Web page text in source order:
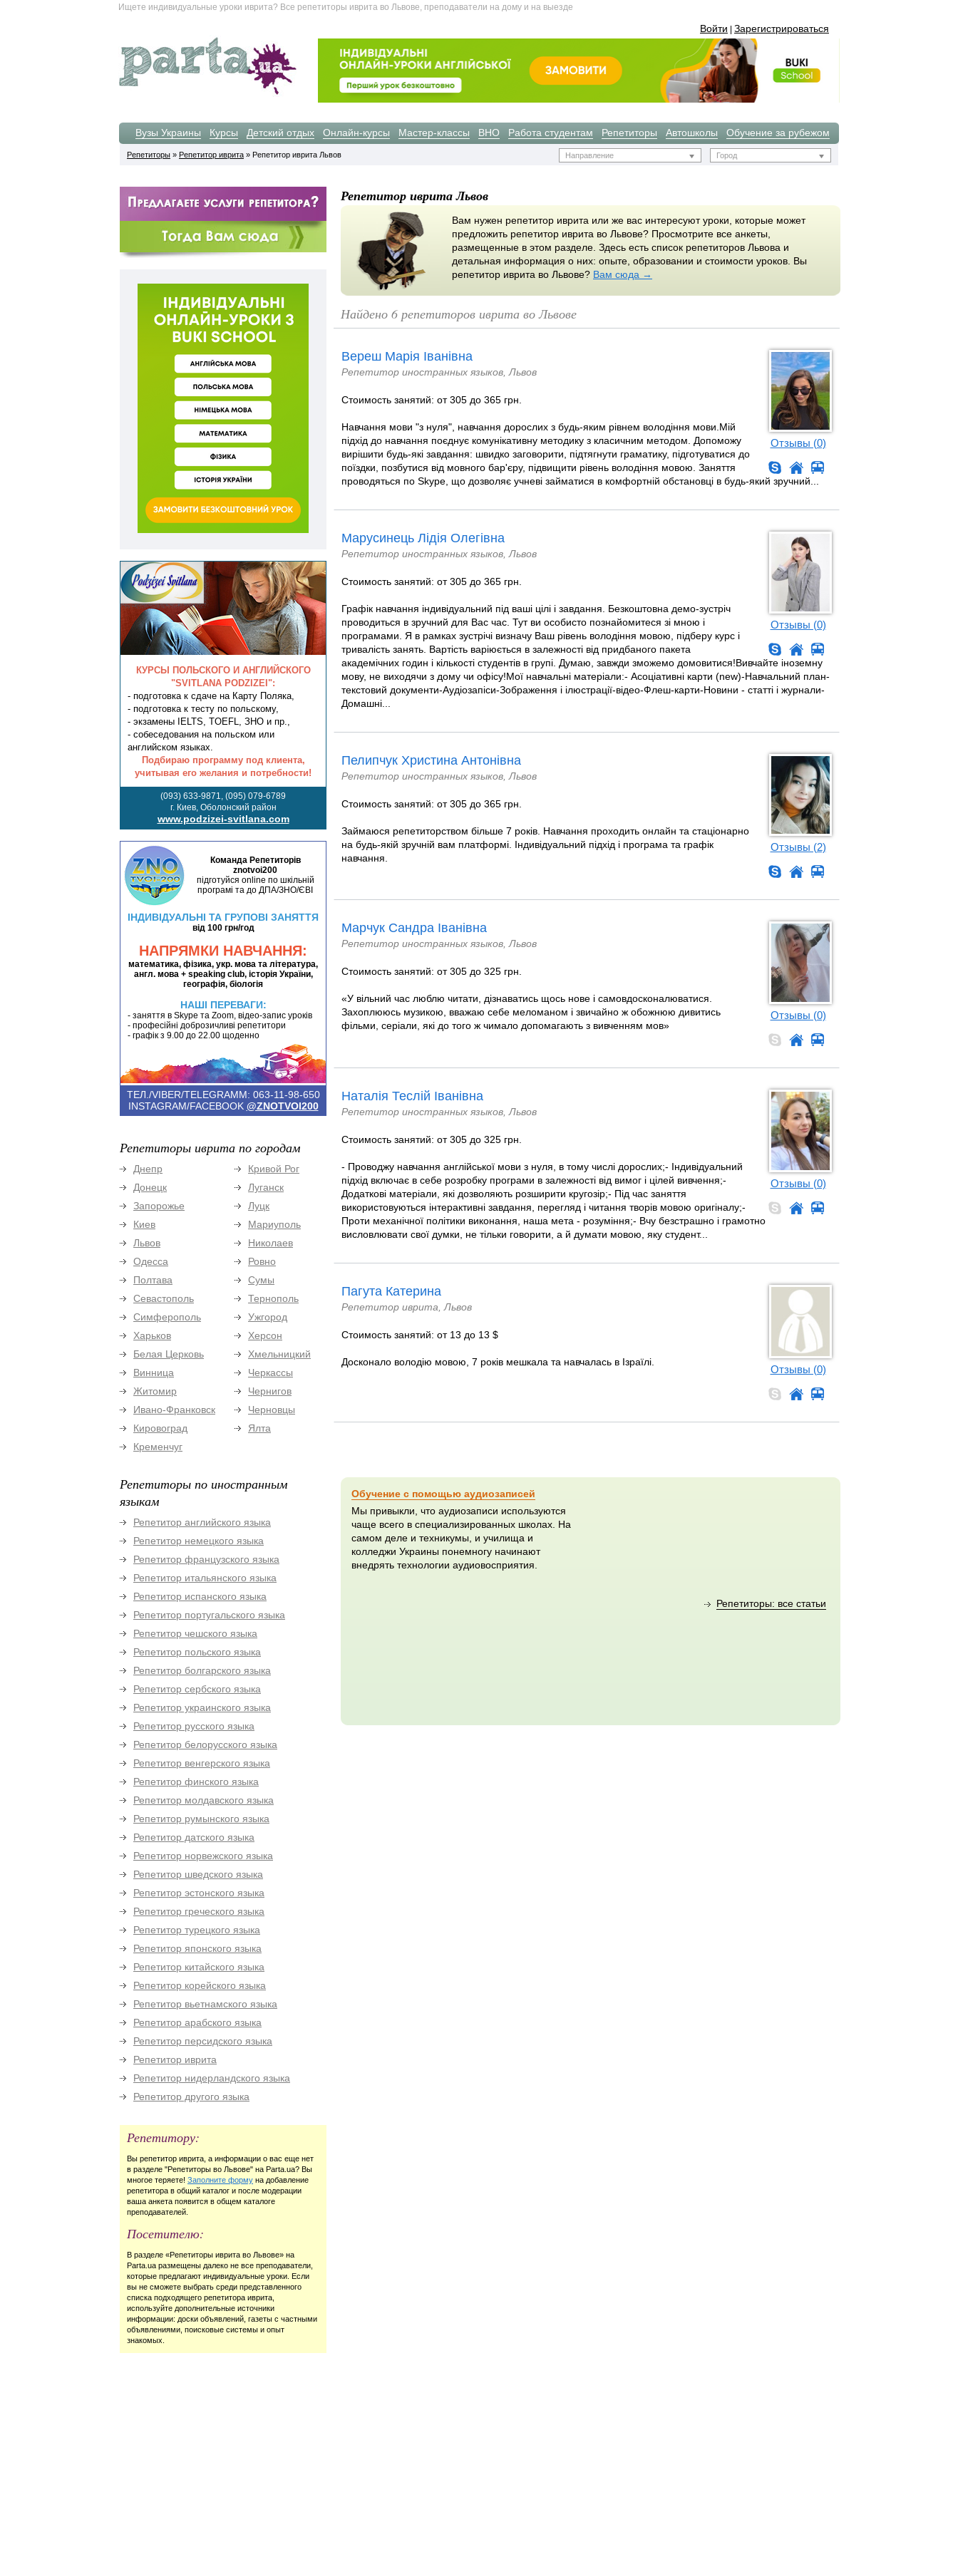
Ищете индивидуальные уроки иврита? Все репетиторы иврита во Львове, преподаватели на дому и на выезде
Войти Зарегистрироваться
Вузы Украины Курсы Детский отдых Онлайн-курсы Мастер-классы ВНО Работа студентам Репетиторы Автошколы Обучение за рубежом
Репетиторы » Репетитор иврита » Репетитор иврита Львов Направление Город
Репетитор иврита Львов
Вам нужен репетитор иврита или же вас интересуют уроки, которые может
предложить репетитор иврита во Львове? Просмотрите все анкеты,
размещенные в этом разделе. Здесь есть список репетиторов Львова и
детальная информация о них: опыте, образовании и стоимости уроков. Вы
репетитор иврита во Львове? Вам сюда →
Найдено 6 репетиторов иврита во Львове
Отзывы (0)
Вереш Марія Іванівна
Репетитор иностранных языков, Львов
Стоимость занятий: от 305 до 365 грн.
Навчання мови "з нуля", навчання дорослих з будь-яким рівнем володіння мови.Мій
підхід до навчання поєднує комунікативну методику з класичним методом. Допоможу
вирішити будь-які завдання: швидко заговорити, підтягнути граматику, підготуватися до
поїздки, позбутися від мовного бар'єру, підвищити рівень володіння мовою. Заняття
проводяться по Skype, що дозволяє учневі займатися в комфортній обстановці в будь-який зручний...
Отзывы (0)
Марусинець Лідія Олегівна
Репетитор иностранных языков, Львов
Стоимость занятий: от 305 до 365 грн.
Графік навчання індивідуальний під ваші цілі і завдання. Безкоштовна демо-зустріч
проводиться в зручний для Вас час. Тут ви особисто познайомитеся зі мною і
програмами. Я в рамках зустрічі визначу Ваш рівень володіння мовою, підберу курс і
тривалість занять. Вартість варіюється в залежності від придбаного пакета
академічних годин і кількості студентів в групі. Думаю, завжди зможемо домовитися!Вивчайте іноземну
мову, не виходячи з дому чи офісу!Мої навчальні матеріали:- Асоціативні карти (new)-Навчальний план-
текстовий документи-Аудіозапіси-Зображення і ілюстрації-відео-Флеш-карти-Новини - статті і журнали-
Домашні...
Отзывы (2)
Пелипчук Христина Антонівна
Репетитор иностранных языков, Львов
Стоимость занятий: от 305 до 365 грн.
Займаюся репетиторством більше 7 років. Навчання проходить онлайн та стаціонарно
на будь-якій зручній вам платформі. Індивідуальний підхід і програма та графік
навчання.
Отзывы (0)
Марчук Сандра Іванівна
Репетитор иностранных языков, Львов
Стоимость занятий: от 305 до 325 грн.
«У вільний час люблю читати, дізнаватись щось нове і самовдосконалюватися.
Захоплююсь музикою, вважаю себе меломаном і звичайно ж обожнюю дивитись
фільми, серіали, які до того ж чимало допомагають з вивченням мов»
Отзывы (0)
Наталія Теслій Іванівна
Репетитор иностранных языков, Львов
Стоимость занятий: от 305 до 325 грн.
- Проводжу навчання англійської мови з нуля, в тому числі дорослих;- Індивідуальний
підхід включає в себе розробку програми в залежності від вимог і цілей вивчення;-
Додаткові матеріали, які дозволяють розширити кругозір;- Під час заняття
використовуються інтерактивні завдання, перегляд і читання творів мовою оригіналу;-
Проти механічної політики виконання, наша мета - розуміння;- Вчу безстрашно і грамотно
висловлювати свої думки, не тільки говорити, а й думати мовою, яку студент...
Отзывы (0)
Пагута Катерина
Репетитор иврита, Львов
Стоимость занятий: от 13 до 13 $
Досконало володію мовою, 7 років мешкала та навчалась в Ізраїлі.
Обучение с помощью аудиозаписей
Мы привыкли, что аудиозаписи используются
чаще всего в специализированных школах. На
самом деле и техникумы, и училища и
колледжи Украины понемногу начинают
внедрять технологии аудиовосприятия.
Репетиторы: все статьи
КУРСЫ ПОЛЬСКОГО И АНГЛИЙСКОГО
"SVITLANA PODZIZEI":
- подготовка к сдаче на Карту Поляка,
- подготовка к тесту по польскому,
- экзамены IELTS, TOEFL, ЗНО и пр.,
- собеседования на польском или
английском языках.
Подбираю программу под клиента,
учитывая его желания и потребности!
(093) 633-9871, (095) 079-6789
г. Киев, Оболонский район
www.podzizei-svitlana.com
Команда Репетиторів
znotvoi200
підготуйся online по шкільній
програмі та до ДПА/ЗНО/ЄВІ
ІНДИВІДУАЛЬНІ ТА ГРУПОВІ ЗАНЯТТЯ
від 100 грн/год
НАПРЯМКИ НАВЧАННЯ:
математика, фізика, укр. мова та література,
англ. мова + speaking club, історія України,
географія, біологія
НАШІ ПЕРЕВАГИ:
- заняття в Skype та Zoom, відео-запис уроків
- професійні доброзичливі репетитори
- графік з 9.00 до 22.00 щоденно
ТЕЛ./VIBER/TELEGRAMM: 063-11-98-650
INSTAGRAM/FACEBOOK @ZNOTVOI200
Репетиторы иврита по городам
Днепр
Донецк
Запорожье
Киев
Львов
Одесса
Полтава
Севастополь
Симферополь
Харьков
Белая Церковь
Винница
Житомир
Ивано-Франковск
Кировоград
Кременчуг
Кривой Рог
Луганск
Луцк
Мариуполь
Николаев
Ровно
Сумы
Тернополь
Ужгород
Херсон
Хмельницкий
Черкассы
Чернигов
Черновцы
Ялта
Репетиторы по иностранным
языкам
Репетитор английского языка
Репетитор немецкого языка
Репетитор французского языка
Репетитор итальянского языка
Репетитор испанского языка
Репетитор португальского языка
Репетитор чешского языка
Репетитор польского языка
Репетитор болгарского языка
Репетитор сербского языка
Репетитор украинского языка
Репетитор русского языка
Репетитор белорусского языка
Репетитор венгерского языка
Репетитор финского языка
Репетитор молдавского языка
Репетитор румынского языка
Репетитор датского языка
Репетитор норвежского языка
Репетитор шведского языка
Репетитор эстонского языка
Репетитор греческого языка
Репетитор турецкого языка
Репетитор японского языка
Репетитор китайского языка
Репетитор корейского языка
Репетитор вьетнамского языка
Репетитор арабского языка
Репетитор персидского языка
Репетитор иврита
Репетитор нидерландского языка
Репетитор другого языка
Репетитору:
Вы репетитор иврита, а информации о вас еще нет
в разделе "Репетиторы во Львове" на Parta.ua? Вы
многое теряете! Заполните форму на добавление
репетитора в общий каталог и после модерации
ваша анкета появится в общем каталоге
преподавателей.
Посетителю:
В разделе «Репетиторы иврита во Львове» на
Parta.ua размещены далеко не все преподаватели,
которые предлагают индивидуальные уроки. Если
вы не сможете выбрать среди представленного
списка подходящего репетитора иврита,
используйте дополнительные источники
информации: доски объявлений, газеты с частными
объявлениями, поисковые системы и опыт
знакомых.